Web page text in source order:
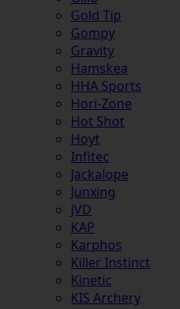
Gold Tip
Gompy
Gravity
Hamskea
HHA Sports
Hori-Zone
Hot Shot
Hoyt
Infitec
Jackalope
Junxing
JVD
KAP
Karphos
Killer Instinct
Kinetic
KIS Archery